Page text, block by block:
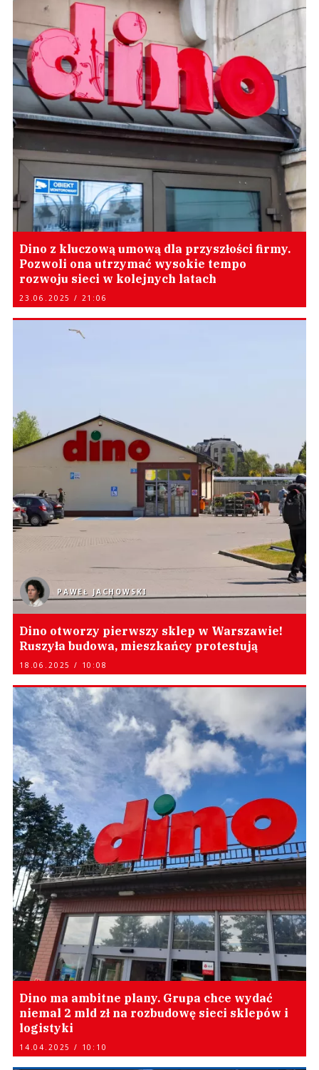
Dino z kluczową umową dla przyszłości firmy.
Pozwoli ona utrzymać wysokie tempo
rozwoju sieci w kolejnych latach
23.06.2025 / 21:06
PAWEŁ JACHOWSKI
Dino otworzy pierwszy sklep w Warszawie!
Ruszyła budowa, mieszkańcy protestują
18.06.2025 / 10:08
Dino ma ambitne plany. Grupa chce wydać
niemal 2 mld zł na rozbudowę sieci sklepów i
logistyki
14.04.2025 / 10:10